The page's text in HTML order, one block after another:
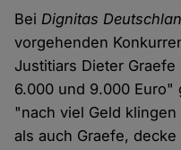
BeiDignitas
vorgehenden
Justitiars Dieter
6.000 und 9.000 Euro"
"nach viel Geld
als auch Graefe,